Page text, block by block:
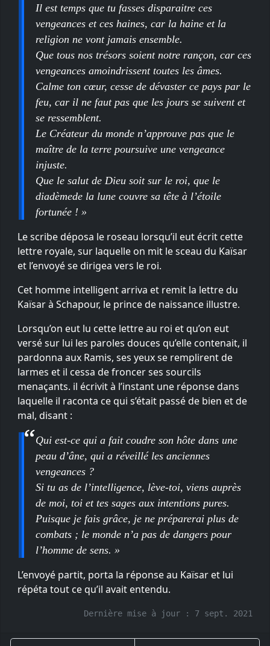
Il est temps que tu fasses disparaitre ces
vengeances et ces haines, car la haine et la
religion ne vont jamais ensemble.
Que tous nos trésors soient notre rançon, car ces
vengeances amoindrissent toutes les âmes.
Calme ton cœur, cesse de dévaster ce pays par le
feu, car il ne faut pas que les jours se suivent et
se ressemblent.
Le Créateur du monde n’approuve pas que le
maître de la terre poursuive une vengeance
injuste.
Que le salut de Dieu soit sur le roi, que le
diadèmede la lune couvre sa tête à l’étoile
fortunée ! »
Le scribe déposa le roseau lorsqu’il eut écrit cette
lettre royale, sur laquelle on mit le sceau du Kaïsar
et l’envoyé se dirigea vers le roi.
Cet homme intelligent arriva et remit la lettre du
Kaïsar à Schapour, le prince de naissance illustre.
Lorsqu’on eut lu cette lettre au roi et qu’on eut
versé sur lui les paroles douces qu’elle contenait, il
pardonna aux Ramis, ses yeux se remplirent de
larmes et il cessa de froncer ses sourcils
menaçants. il écrivit à l’instant une réponse dans
laquelle il raconta ce qui s’était passé de bien et de
mal, disant :
Qui est-ce qui a fait coudre son hôte dans une
peau d’âne, qui a réveillé les anciennes
vengeances ?
Si tu as de l’intelligence, lève-toi, viens auprès
de moi, toi et tes sages aux intentions pures.
Puisque je fais grâce, je ne préparerai plus de
combats ; le monde n’a pas de dangers pour
l’homme de sens. »
L’envoyé partit, porta la réponse au Kaïsar et lui
répéta tout ce qu’il avait entendu.
Dernière mise à jour : 7 sept. 2021